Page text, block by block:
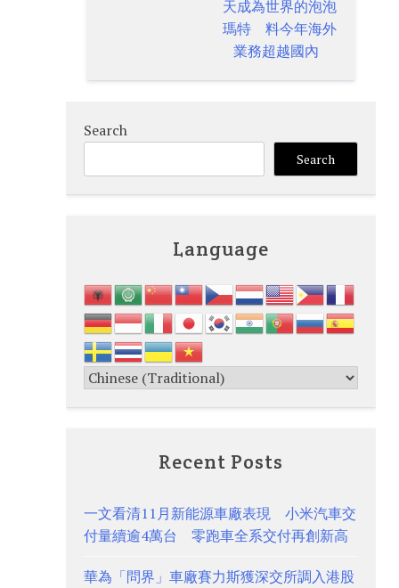
天成為世界的泡泡
瑪特 料今年海外
業務超越國內
Search
Search
Language
Recent Posts
一文看清11月新能源車廠表現 小米汽車交
付量續逾4萬台 零跑車全系交付再創新高
華為「問界」車廠賽力斯獲深交所調入港股